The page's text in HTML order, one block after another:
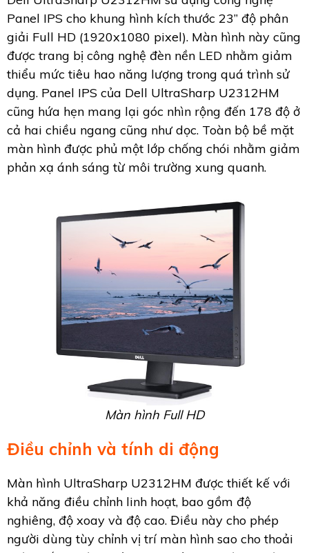
Panel IPS cho khung hình kích thước 23” độ phân
giải Full HD (1920x1080 pixel). Màn hình này cũng
được trang bị công nghệ đèn nền LED nhằm giảm
thiểu mức tiêu hao năng lượng trong quá trình sử
dụng. Panel IPS của Dell UltraSharp U2312HM
cũng hứa hẹn mang lại góc nhìn rộng đến 178 độ ở
cả hai chiều ngang cũng như dọc. Toàn bộ bề mặt
màn hình được phủ một lớp chống chói nhằm giảm
phản xạ ánh sáng từ môi trường xung quanh.
Màn hình Full HD
Điều chỉnh và tính di động
Màn hình UltraSharp U2312HM được thiết kế với
khả năng điều chỉnh linh hoạt, bao gồm độ
nghiêng, độ xoay và độ cao. Điều này cho phép
người dùng tùy chỉnh vị trí màn hình sao cho thoải